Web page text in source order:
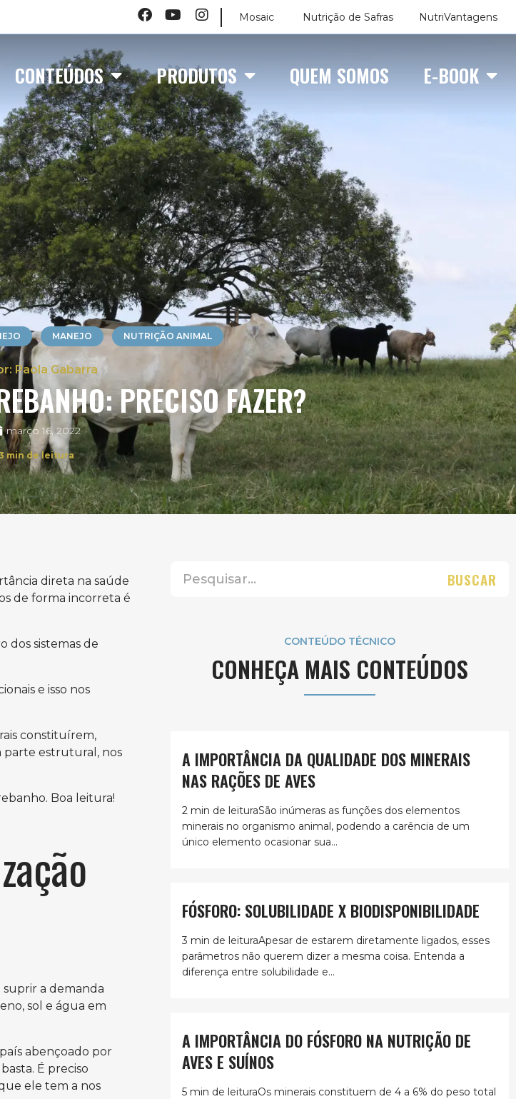
Mosaic Nutrição de Safras NutriVantagens
CONTEÚDOS PRODUTOS QUEM SOMOS E-BOOK
MANEJO NUTRIÇÃO ANIMAL
Paola Gabarra
PRECISO FAZER?
março 16, 2022
min de leitura
direta na saúde
de forma incorreta é
dos sistemas de
e isso nos
constituírem,
parte estrutural, nos
Boa leitura!
suprir a demanda
sol e água em
abençoado por
É preciso
ele tem a nos
BUSCAR
CONTEÚDO TÉCNICO
CONHEÇA MAIS CONTEÚDOS
A IMPORTÂNCIA DA QUALIDADE DOS MINERAIS
NAS RAÇÕES DE AVES
2 min de leituraSão inúmeras as funções dos elementos
minerais no organismo animal, podendo a carência de um
único elemento ocasionar sua...
FÓSFORO: SOLUBILIDADE X BIODISPONIBILIDADE
3 min de leituraApesar de estarem diretamente ligados, esses
parâmetros não querem dizer a mesma coisa. Entenda a
diferença entre solubilidade e...
A IMPORTÂNCIA DO FÓSFORO NA NUTRIÇÃO DE
AVES E SUÍNOS
5 min de leituraOs minerais constituem de 4 a 6% do peso total